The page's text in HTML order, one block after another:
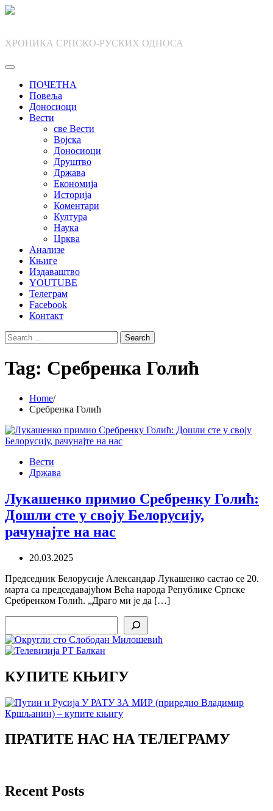
Skip
ХРОНИКА СРПСКО-РУСКИХ ОДНОСА
ПОЧЕТНА
Повеља
Доносиоци
Вести
све Вести
Војска
Доносиоци
Друштво
Држава
Економија
Историја
Коментари
Култура
Наука
Црква
Анализе
Књиге
Издаваштво
YOUTUBE
Телеграм
Facebook
Контакт
Search
for:
Tag: Сребренка Голић
Home
Сребренка Голић
Вести
Држава
Лукашенко примио Сребренку Голић:
Дошли сте у своју Белорусију,
рачунајте на нас
20.03.2025
Председник Белорусије Александар Лукашенко састао се 20.
марта са председавајућом Већа народа Републике Српске
Сребренком Голић. „Драго ми је да […]
КУПИТЕ КЊИГУ
ПРАТИТЕ НАС НА ТЕЛЕГРАМУ
Recent Posts